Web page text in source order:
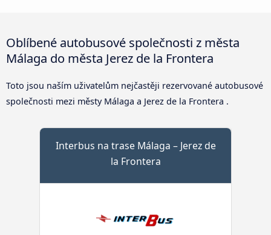
Oblíbené autobusové společnosti z města
Málaga do města Jerez de la Frontera
Toto jsou naším uživatelům nejčastěji rezervované autobusové
společnosti mezi městy Málaga a Jerez de la Frontera .
Interbus na trase Málaga – Jerez de
la Frontera